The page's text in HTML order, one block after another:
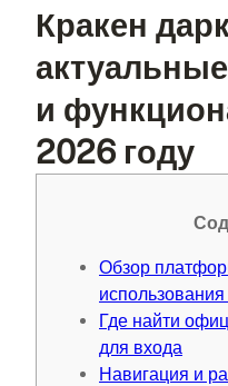
Кракен
и
2026 году
Обзор
Где найти
для входа
Навигация и